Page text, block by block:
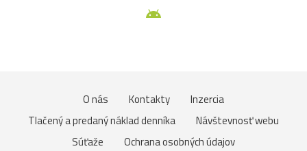
O nás Kontakty
Inzercia
Tlačený a predaný náklad denníka
Návštevnosť webu
Súťaže
Ochrana osobných údajov